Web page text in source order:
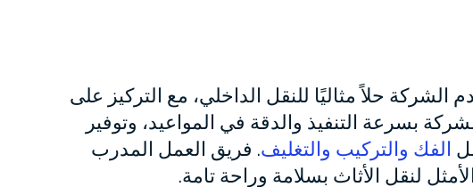
الشركة حلاً مثاليًا للنقل الداخلي، مع التركيز على
بسرعة التنفيذ والدقة في المواعيد، وتوفير
الفك والتركيب والتغليف. فريق العمل المدرب
لنقل الأثاث بسلامة وراحة تامة.